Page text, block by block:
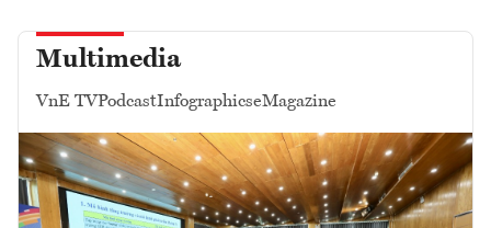
Multimedia
VnE TVPodcastInfographicseMagazine